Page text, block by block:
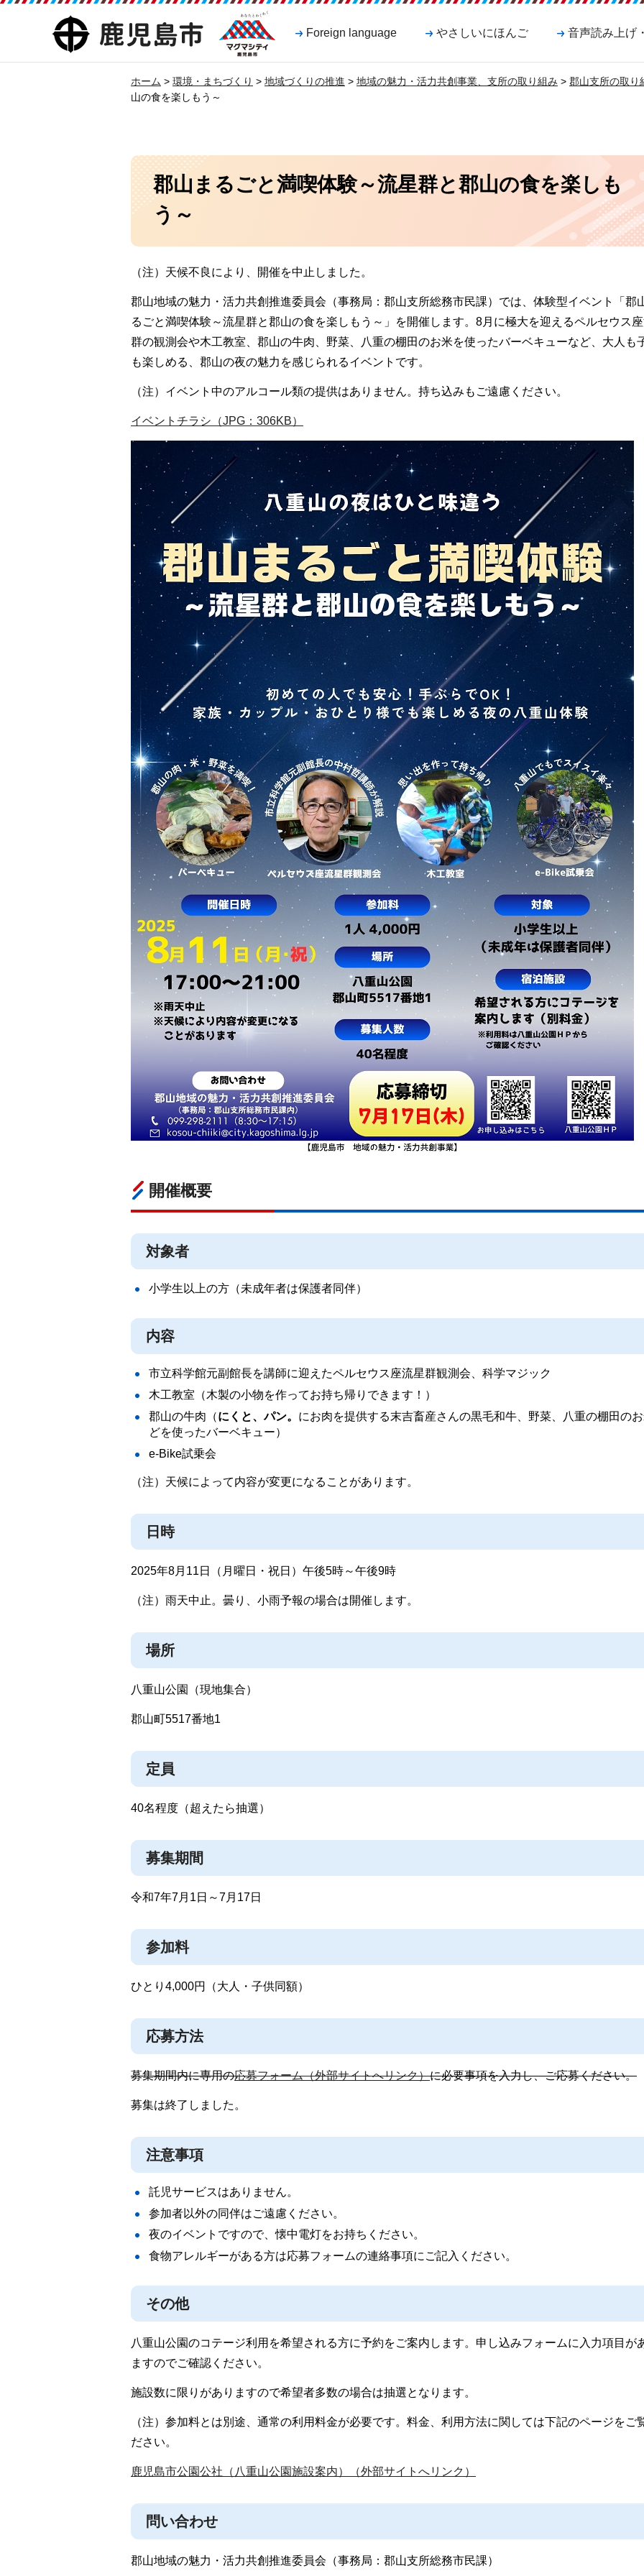
鹿児島市
マグマシティ
鹿児島市
Foreign language やさしいにほんご 音声読み上げ
ホーム > 環境・まちづくり > 地域づくりの推進 > 地域の魅力・活力共創事業、支所の取り組み > 郡山支所の取り
山の食を楽しもう～
郡山まるごと満喫体験～流星群と郡山の食を楽しも
う～
（注）天候不良により、開催を中止しました。
郡山地域の魅力・活力共創推進委員会（事務局：郡山支所総務市民課）では、体験型イベント「郡
るごと満喫体験～流星群と郡山の食を楽しもう～」を開催します。8月に極大を迎えるペルセウス
群の観測会や木工教室、郡山の牛肉、野菜、八重の棚田のお米を使ったバーベキューなど、大人も
も楽しめる、郡山の夜の魅力を感じられるイベントです。
（注）イベント中のアルコール類の提供はありません。持ち込みもご遠慮ください。
イベントチラシ（JPG：306KB）
開催概要
対象者
小学生以上の方（未成年者は保護者同伴）
内容
市立科学館元副館長を講師に迎えたペルセウス座流星群観測会、科学マジック
木工教室（木製の小物を作ってお持ち帰りできます！）
郡山の牛肉（にくと、パン。 にお肉を提供する末吉畜産さんの黒毛和牛、野菜、八重の棚田の
どを使ったバーベキュー）
e-Bike試乗会
（注）天候によって内容が変更になることがあります。
日時
2025年8月11日（月曜日・祝日）午後5時～午後9時
（注）雨天中止。曇り、小雨予報の場合は開催します。
場所
八重山公園（現地集合）
郡山町5517番地1
定員
40名程度（超えたら抽選）
募集期間
令和7年7月1日～7月17日
参加料
ひとり4,000円（大人・子供同額）
応募方法
募集期間内に専用の応募フォーム（外部サイトへリンク）に必要事項を入力し、ご応募ください。
募集は終了しました。
注意事項
託児サービスはありません。
参加者以外の同伴はご遠慮ください。
夜のイベントですので、懐中電灯をお持ちください。
食物アレルギーがある方は応募フォームの連絡事項にご記入ください。
その他
八重山公園のコテージ利用を希望される方に予約をご案内します。申し込みフォームに入力項目が
ますのでご確認ください。
施設数に限りがありますので希望者多数の場合は抽選となります。
（注）参加料とは別途、通常の利用料金が必要です。料金、利用方法に関しては下記のページをご
ださい。
鹿児島市公園公社（八重山公園施設案内）（外部サイトへリンク）
問い合わせ
郡山地域の魅力・活力共創推進委員会（事務局：郡山支所総務市民課）